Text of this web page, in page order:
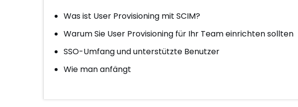
Was ist User Provisioning mit SCIM?
Warum Sie User Provisioning für Ihr Team einrichten sollten
SSO-Umfang und unterstützte Benutzer
Wie man anfängt